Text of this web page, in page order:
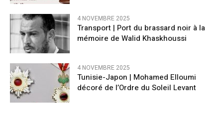
4 NOVEMBRE 2025
Transport | Port du brassard noir à la
mémoire de Walid Khaskhoussi
4 NOVEMBRE 2025
Tunisie-Japon | Mohamed Elloumi
décoré de l’Ordre du Soleil Levant